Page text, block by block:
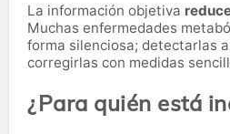
La información objetiva
Muchas enfermedades
forma silenciosa; detectarlas
corregirlas con medidas
¿Para quién está